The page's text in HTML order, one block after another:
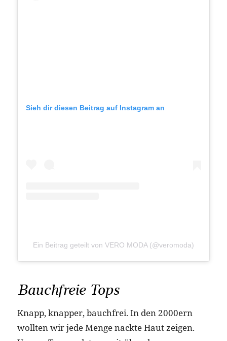
Sieh dir diesen Beitrag auf Instagram an
Ein Beitrag geteilt von VERO MODA (@veromoda)
Bauchfreie Tops
Knapp, knapper, bauchfrei. In den 2000ern
wollten wir jede Menge nackte Haut zeigen.